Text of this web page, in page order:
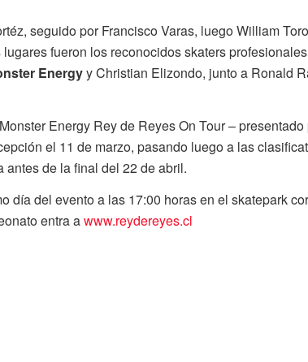
seguido por Francisco Varas, luego William
fueron los reconocidos skaters
Energyy Christian Elizondo, junto a Ronald
Energy Rey de Reyes On Tour –
el 11 de marzo, pasando luego a las
antes de la final del 22 de abril.
día del evento a las 17:00 horas en el skatepark
entra awww.reydereyes.cl